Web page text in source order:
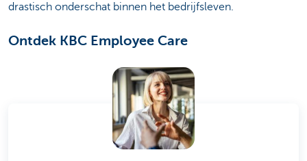
drastisch onderschat binnen het bedrijfsleven.
Ontdek KBC Employee Care